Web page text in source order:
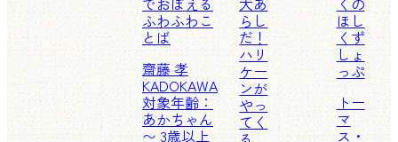
ふわふわこ
とば
齋藤 孝
KADOKAWA
対象年齢：
あかちゃん
〜 3歳以上
らし
だ！
ハリ
ケー
ンが
やっ
てく
ほし
くず
しょ
っぷ
トー
マ
ス・